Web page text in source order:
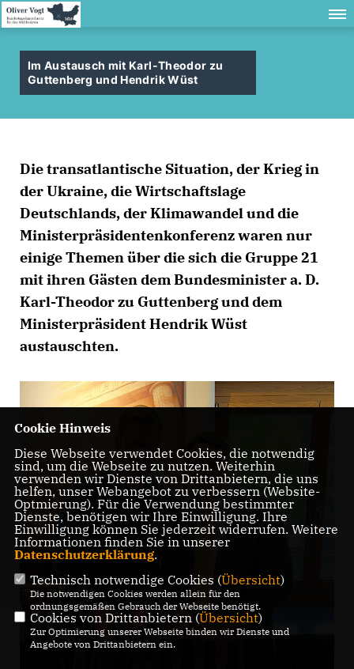
Im Austausch mit Karl-Theodor zu
Guttenberg und Hendrik Wüst
Die transatlantische Situation, der Krieg in
der Ukraine, die Wirtschaftslage
Deutschlands, der Klimawandel und die
Ministerpräsidentenkonferenz waren nur
einige Themen über die sich die Gruppe 21
mit ihren Gästen dem Bundesminister a. D.
Karl-Theodor zu Guttenberg und dem
Ministerpräsident Hendrik Wüst
austauschten.
Cookie Hinweis
Diese Webseite verwendet Cookies, die notwendig
sind, um die Webseite zu nutzen. Weiterhin
verwenden wir Dienste von Drittanbietern, die uns
helfen, unser Webangebot zu verbessern (Website-
Optmierung). Für die Verwendung bestimmter
Dienste, benötigen wir Ihre Einwilligung. Ihre
Einwilligung können Sie jederzeit widerrufen. Weitere
Informationen finden Sie in unserer
Datenschutzerklärung.
Technisch notwendige Cookies (Übersicht)
Die notwendigen Cookies werden allein für den
ordnungsgemäßen Gebrauch der Webseite benötigt.
Cookies von Drittanbietern (Übersicht)
Zur Optimierung unserer Webseite binden wir Dienste und
Angebote von Drittanbietern ein.